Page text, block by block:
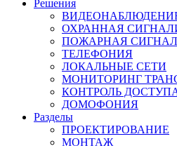
Решения
ОХРАННАЯ
ПОЖАРНАЯ
ТЕЛЕФОНИЯ
ЛОКАЛЬНЫЕ СЕТИ
МОНИТОРИНГ
КОНТРОЛЬ
ДОМОФОНИЯ
Разделы
ПРОЕКТИРОВАНИЕ
МОНТАЖ